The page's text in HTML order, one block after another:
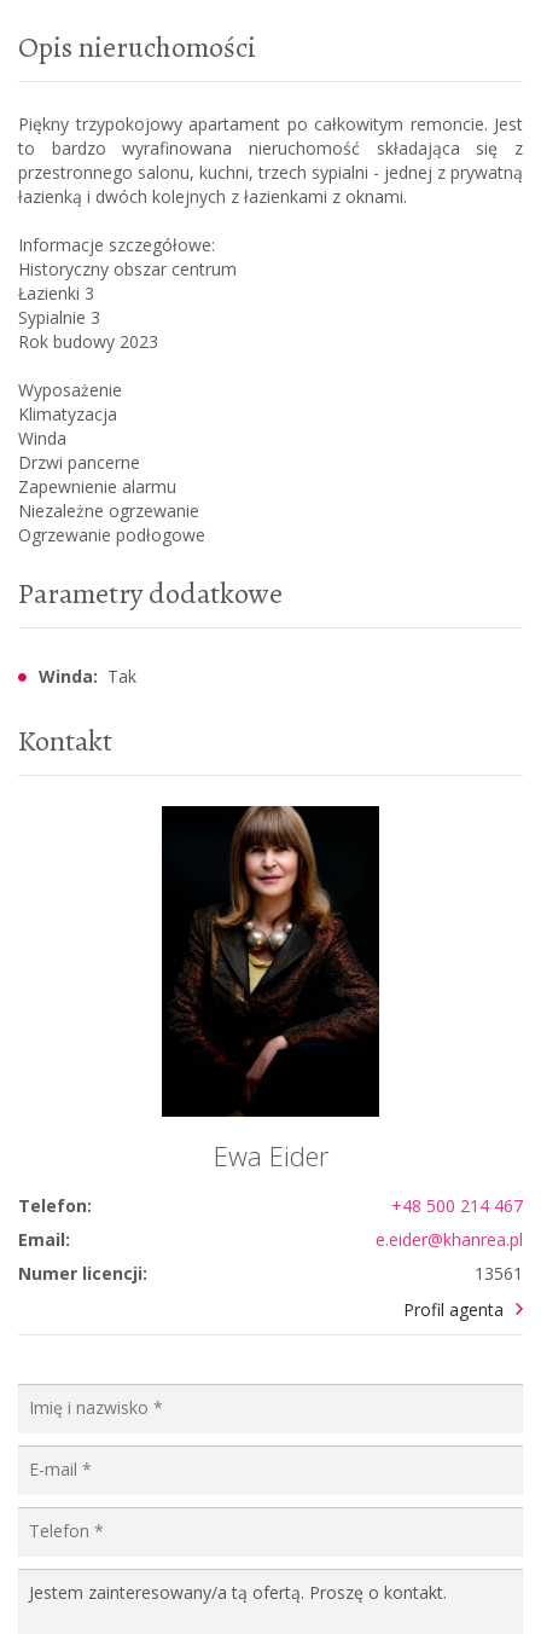
Opis nieruchomości
Piękny trzypokojowy apartament po całkowitym remoncie. Jest
to bardzo wyrafinowana nieruchomość składająca się z
przestronnego salonu, kuchni, trzech sypialni - jednej z prywatną
łazienką i dwóch kolejnych z łazienkami z oknami.
Informacje szczegółowe:
Historyczny obszar centrum
Łazienki 3
Sypialnie 3
Rok budowy 2023
Wyposażenie
Klimatyzacja
Winda
Drzwi pancerne
Zapewnienie alarmu
Niezależne ogrzewanie
Ogrzewanie podłogowe
Parametry dodatkowe
Winda: Tak
Kontakt
Ewa Eider
Telefon:
+48 500 214 467
Email:
e.eider@khanrea.pl
Numer licencji:
13561
Profil agenta